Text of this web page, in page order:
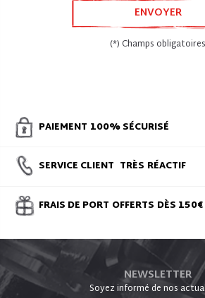
ENVOYER
(*) Champs obligatoires
PAIEMENT 100% SÉCURISÉ
SERVICE CLIENT TRÈS RÉACTIF
FRAIS DE PORT OFFERTS DÈS 150€
NEWSLETTER
Soyez informé de nos